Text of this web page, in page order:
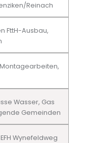
Reinach
FttH-Ausbau,
Montagearbeiten,
Wasser, Gas
Gemeinden
Wynefeldweg